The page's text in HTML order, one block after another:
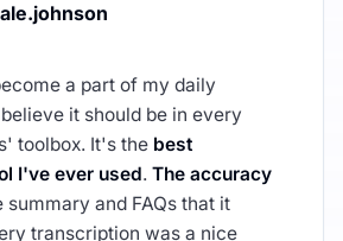
a part of my daily
it should be in every
toolbox. It's the best
I've ever used. The accuracy
summary and FAQs that it
transcription was a nice